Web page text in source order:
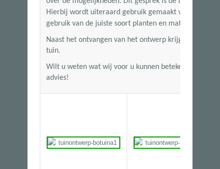
Hierbij wordt uiteraard gebruik gemaakt van onze
gebruik van de juiste soort planten en materialen.
Naast het ontvangen van het ontwerp krijgt u ook
tuin.
Wilt u weten wat wij voor u kunnen betekenen? Wij
advies!